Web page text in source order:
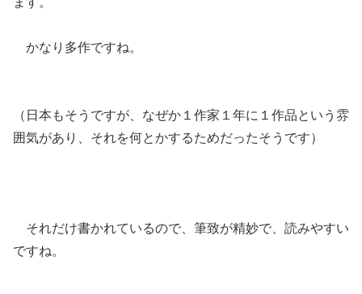
かなり多作ですね。
（日本もそうですが、なぜか１作家１年に１作品という雰
囲気があり、それを何とかするためだったそうです）
それだけ書かれているので、筆致が精妙で、読みやすい
ですね。